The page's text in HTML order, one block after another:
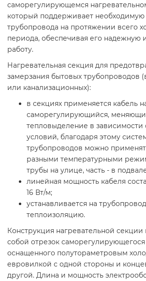
саморегулирующемся
который поддерживает необходимую
трубопровода на протяжении всего
периода, обеспечивая его надежную
работу.
Нагревательная секция для
замерзания бытовых трубопроводов
или канализационных):
в секциях применяется кабель
саморегулирующийся,
тепловыделение в зависимости
условий, благодаря этому
трубопроводов можно
разными температурными
трубы на улице, часть - в
линейная мощность кабеля
16 Вт/м;
устанавливается на
теплоизоляцию.
Конструкция нагревательной секции
собой отрезок саморегулирующегося
оснащенного полутораметровым
евровилкой с одной стороны и
другой. Длина и мощность